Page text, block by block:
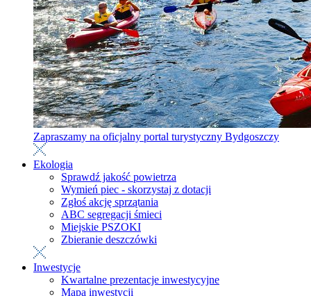
Zapraszamy na oficjalny portal turystyczny Bydgoszczy
Ekologia
Sprawdź jakość powietrza
Wymień piec - skorzystaj z dotacji
Zgłoś akcję sprzątania
ABC segregacji śmieci
Miejskie PSZOKI
Zbieranie deszczówki
Inwestycje
Kwartalne prezentacje inwestycyjne
Mapa inwestycji